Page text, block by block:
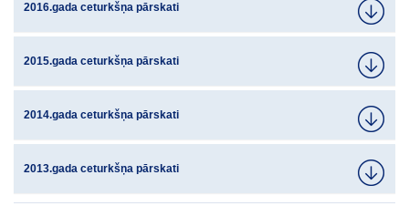
2016.gada ceturkšņa pārskati
2015.gada ceturkšņa pārskati
2014.gada ceturkšņa pārskati
2013.gada ceturkšņa pārskati